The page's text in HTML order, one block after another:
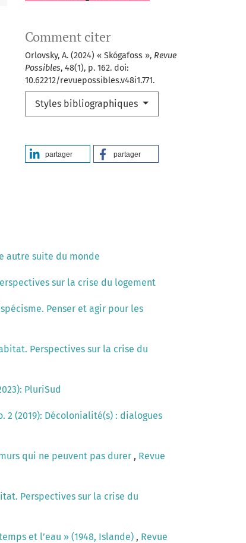
Comment citer
Orlovsky, A. (2024) « Skógafoss », Revue
Possibles, 48(1), p. 162. doi:
10.62212/revuepossibles.v48i1.771.
Styles bibliographiques
partager partager
autre suite du monde
sur la crise du logement
Penser et agir pour les
Perspectives sur la crise du
PluriSud
2 (2019): Décolonialité(s) : dialogues
qui ne peuvent pas durer , Revue
Perspectives sur la crise du
et l’eau » (1948, Islande) , Revue